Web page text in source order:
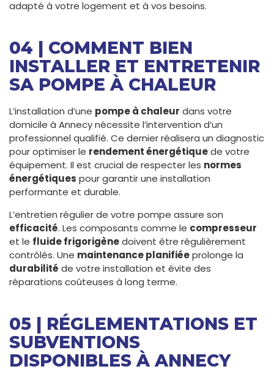
adapté à votre logement et à vos besoins.
04 | COMMENT BIEN
INSTALLER ET ENTRETENIR
SA POMPE À CHALEUR
L’installation d’une pompe à chaleur dans votre
domicile à Annecy nécessite l’intervention d’un
professionnel qualifié. Ce dernier réalisera un diagnostic
pour optimiser le rendement énergétiquede votre
équipement. Il est crucial de respecter les normes
énergétiques pour garantir une installation
performante et durable.
L’entretien régulier de votre pompe assure son
efficacité. Les composants comme le compresseur
et le fluide frigorigènedoivent être régulièrement
contrôlés. Une maintenance planifiéeprolonge la
durabilité de votre installation et évite des
réparations coûteuses à long terme.
05 | RÉGLEMENTATIONS ET
SUBVENTIONS
DISPONIBLES À ANNECY